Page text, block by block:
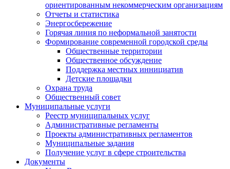
ориентированным некоммерческим организациям
Отчеты и статистика
Энергосбережение
Горячая линия по неформальной занятости
Формирование современной городской среды
Общественные территории
Общественное обсуждение
Поддержка местных иннициатив
Детские площадки
Охрана труда
Общественный совет
Муниципальные услуги
Реестр муниципальных услуг
Административные регламенты
Проекты административных регламентов
Муниципальные задания
Получение услуг в сфере строительства
Документы